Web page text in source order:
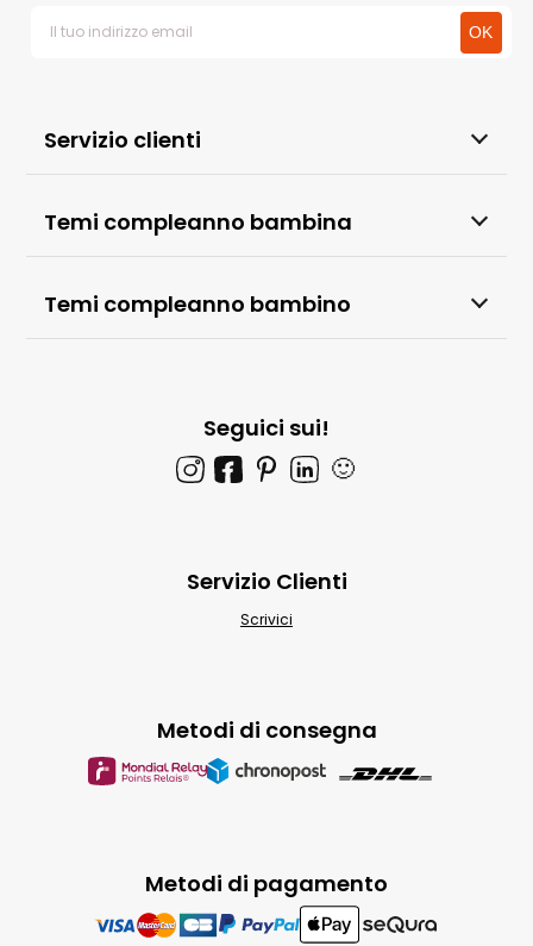
Servizio clienti
Temi compleanno bambina
Temi compleanno bambino
Seguici sui!
🙂
Metodi di pagamento
Metodi di consegna
Servizio Clienti
Scrivici